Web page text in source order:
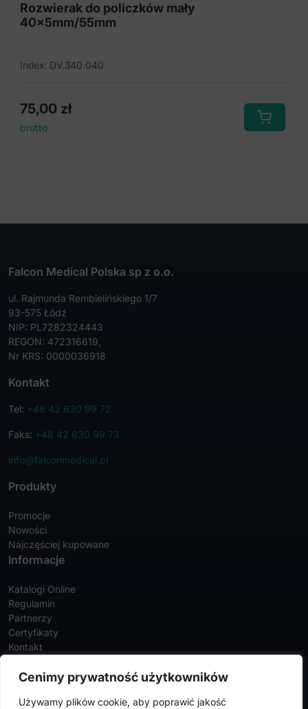
Cenimy prywatność użytkowników
Używamy plików cookie, aby poprawić jakość
Rozwierak do policzków mały
40x5mm/55mm
Index: DV.340.040
75,00 zł
brutto
Falcon Medical Polska sp z o.o.
ul. Rajmunda Rembielińskiego 1/7
93-575 Łódź
NIP: PL7282324443
REGON: 472316619,
Nr KRS: 0000036918
Kontakt
Tel: +48 42 630 99 72
Faks: +48 42 630 99 73
info@falconmedical.pl
Produkty
Promocje
Nowości
Najczęściej kupowane
Informacje
Katalogi Online
Regulamin
Partnerzy
Certyfikaty
Kontakt
Zamówienia